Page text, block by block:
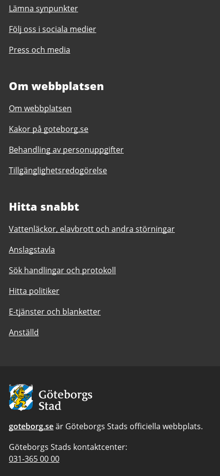
Lämna synpunkter
Följ oss i sociala medier
Press och media
Om webbplatsen
Om webbplatsen
Kakor på goteborg.se
Behandling av personuppgifter
Tillgänglighetsredogörelse
Hitta snabbt
Vattenläckor, elavbrott och andra störningar
Anslagstavla
Sök handlingar och protokoll
Hitta politiker
E-tjänster och blanketter
Anställd
Avsändare:
Göteborgs
Stad
goteborg.seär Göteborgs Stads officiella webbplats.
Göteborgs Stads kontaktcenter:
Telefonnummer
031-365 00 00